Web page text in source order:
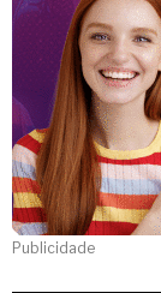
Publicidade